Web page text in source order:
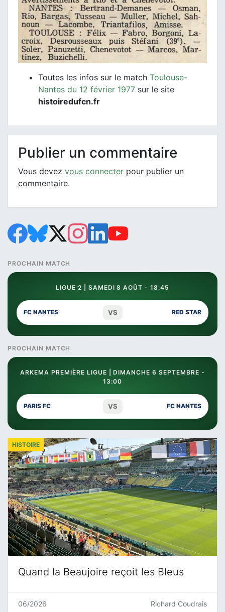
Toutes les infos sur le match Toulouse-
Nantes du 12 février 1977 sur le site
histoiredufcn.fr
Publier un commentaire
Vous devez vous connecter pour publier un
commentaire.
PROCHAIN MATCH
LIGUE 2 | SAMEDI 8 AOÛT - 18:45
FC NANTES VS RED STAR
PROCHAIN MATCH
ARKEMA PREMIÈRE LIGUE | DIMANCHE 6 SEPTEMBRE -
13:00
PARIS FC VS FC NANTES
Quand la Beaujoire reçoit les Bleus
HISTOIRE
06/2026 Richard Coudrais